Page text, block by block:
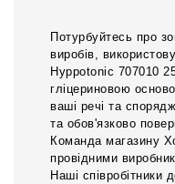
Потурбуйтесь про
виробів,
Hyppotonic 707010
гліцериновою
ваші речі та
та обов'язково
Команда магазину
провідними
Наші співробітники